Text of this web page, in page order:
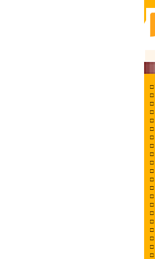
□
□
□
□
□
□
□
□
□
□
□
□
□
□
□
□
□
□
□
□
□